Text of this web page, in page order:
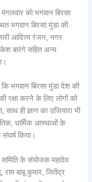
को भगवान बिरसा
भगवान बिरसा मुंडा की
आदित्य रंजन, नगर
बारंगे सहित अन्य
भगवान बिरसा मुंडा देश की
करने के लिए लोगों को
ही ज्ञान का उजियारा भी
धार्मिक आस्थाओं के
किया।
समिति के संयोजक महादेव
राम बाबू कुमार, जितेंद्र